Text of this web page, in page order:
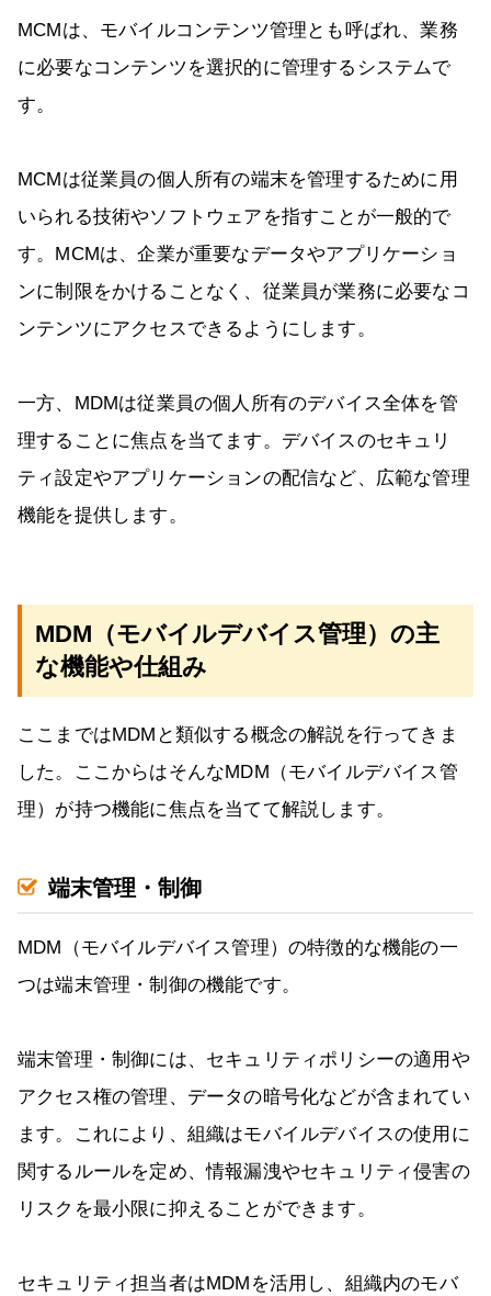
MCMは、モバイルコンテンツ管理とも呼ばれ、業務
に必要なコンテンツを選択的に管理するシステムで
す。
MCMは従業員の個人所有の端末を管理するために用
いられる技術やソフトウェアを指すことが一般的で
す。MCMは、企業が重要なデータやアプリケーショ
ンに制限をかけることなく、従業員が業務に必要なコ
ンテンツにアクセスできるようにします。
一方、MDMは従業員の個人所有のデバイス全体を管
理することに焦点を当てます。デバイスのセキュリ
ティ設定やアプリケーションの配信など、広範な管理
機能を提供します。
MDM（モバイルデバイス管理）の主
な機能や仕組み
ここまではMDMと類似する概念の解説を行ってきま
した。ここからはそんなMDM（モバイルデバイス管
理）が持つ機能に焦点を当てて解説します。
端末管理・制御
MDM（モバイルデバイス管理）の特徴的な機能の一
つは端末管理・制御の機能です。
端末管理・制御には、セキュリティポリシーの適用や
アクセス権の管理、データの暗号化などが含まれてい
ます。これにより、組織はモバイルデバイスの使用に
関するルールを定め、情報漏洩やセキュリティ侵害の
リスクを最小限に抑えることができます。
セキュリティ担当者はMDMを活用し、組織内のモバ